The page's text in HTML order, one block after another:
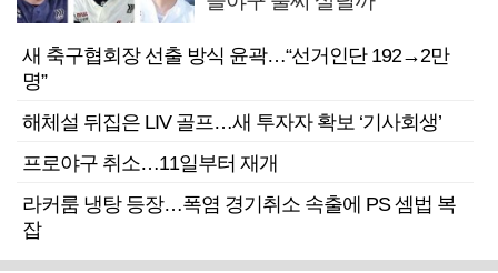
새 축구협회장 선출 방식 윤곽…“선거인단 192→2만
명”
해체설 뒤집은 LIV 골프…새 투자자 확보 ‘기사회생’
프로야구 취소…11일부터 재개
라커룸 냉탕 등장…폭염 경기취소 속출에 PS 셈법 복
잡